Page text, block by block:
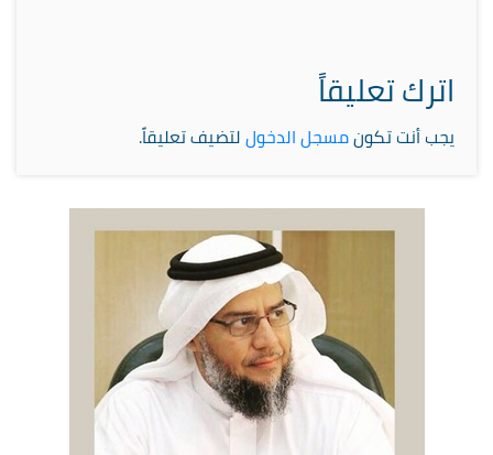
اترك تعليقاً
يجب أنت تكونمسجل الدخوللتضيف تعليقاً.